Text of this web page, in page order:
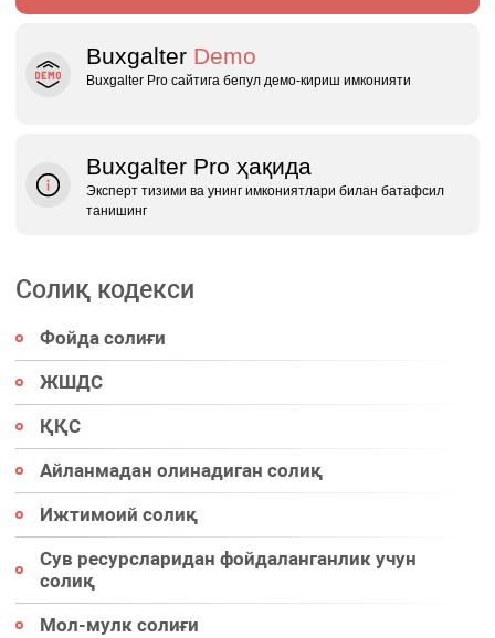
Buxgalter Demo
Buxgalter Pro сайтига бепул демо‑кириш имконияти
Buxgalter Pro ҳақида
Эксперт тизими ва унинг имкониятлари билан батафсил
танишинг
Солиқ кодекси
Фойда солиғи
ЖШДС
ҚҚС
Айланмадан олинадиган солиқ
Ижтимоий солиқ
Сув ресурсларидан фойдаланганлик учун
солиқ
Мол-мулк солиғи